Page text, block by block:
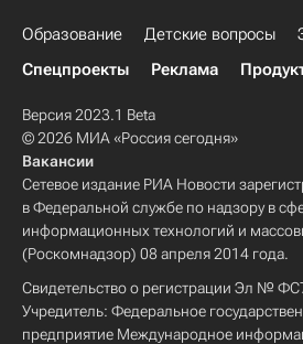
Образование Детские вопросы
Спецпроекты
Реклама
Версия 2023.1 Beta
© 2026 МИА «Россия сегодня»
Вакансии
Сетевое издание РИА Новости
в Федеральной службе по надзору в
информационных технологий и
(Роскомнадзор) 08 апреля 2014 года.
Свидетельство о регистрации Эл №
Учредитель: Федеральное
предприятие Международное